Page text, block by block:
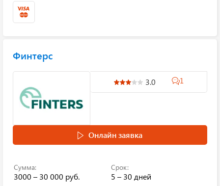
Финтерс
3.0 1
Онлайн заявка
Сумма:
3000 – 30 000 руб.
Срок:
5 – 30 дней